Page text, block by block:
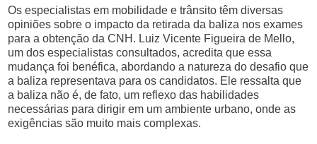
Os especialistas em mobilidade e trânsito têm diversas
opiniões sobre o impacto da retirada da baliza nos exames
para a obtenção da CNH. Luiz Vicente Figueira de Mello,
um dos especialistas consultados, acredita que essa
mudança foi benéfica, abordando a natureza do desafio que
a baliza representava para os candidatos. Ele ressalta que
a baliza não é, de fato, um reflexo das habilidades
necessárias para dirigir em um ambiente urbano, onde as
exigências são muito mais complexas.